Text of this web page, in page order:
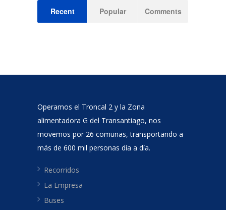
Recent Popular Comments
Operamos el Troncal 2 y la Zona
alimentadora G del Transantiago, nos
movemos por 26 comunas, transportando a
más de 600 mil personas día a día.
Recorridos
La Empresa
Buses